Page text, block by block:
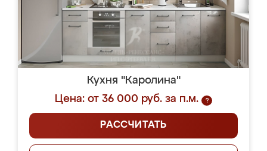
Кухня "Каролина"
Цена: от 36 000 руб. за п.м.
?
РАССЧИТАТЬ